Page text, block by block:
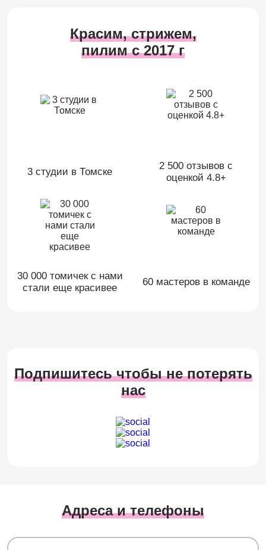
Красим, стрижем,
пилим с 2017 г
3 студии в Томске
2 500 отзывов c
оценкой 4.8+
30 000 томичек с нами
стали еще красивее
60 мастеров в команде
Подпишитесь чтобы не потерять
нас
Адреса и телефоны